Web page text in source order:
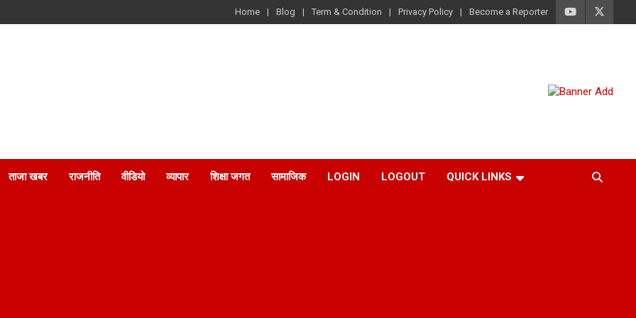
Home Blog Term & Condition Privacy Policy Become a Reporter
ताजा खबर राजनीति वीडियो व्यापार शिक्षा जगत सामाजिक LOGIN LOGOUT QUICK LINKS